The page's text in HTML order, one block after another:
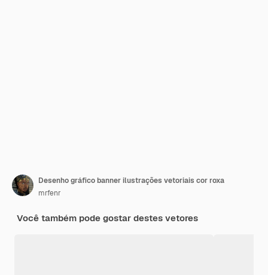
Desenho gráfico banner ilustrações vetoriais cor roxa
mrfenr
Você também pode gostar destes vetores